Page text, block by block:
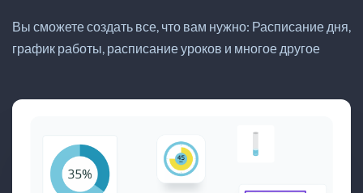
Вы сможете создать все, что вам нужно: Расписание дня,
график работы, расписание уроков и многое другое